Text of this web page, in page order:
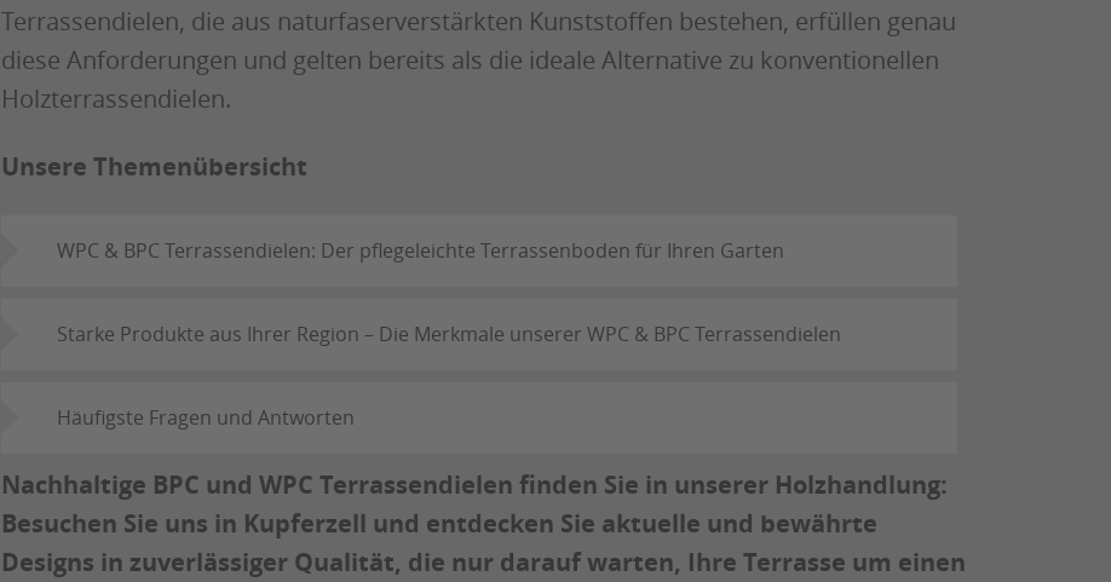
Terrassendielen, die aus naturfaserverstärkten Kunststoffen bestehen, erfüllen genau
diese Anforderungen und gelten bereits als die ideale Alternative zu konventionellen
Holzterrassendielen.
Unsere Themenübersicht
WPC & BPC Terrassendielen: Der pflegeleichte Terrassenboden für Ihren Garten
Starke Produkte aus Ihrer Region – Die Merkmale unserer WPC & BPC Terrassendielen
Häufigste Fragen und Antworten
Nachhaltige BPC und WPC Terrassendielen finden Sie in unserer Holzhandlung:
Besuchen Sie uns in Kupferzell und entdecken Sie aktuelle und bewährte
Designs in zuverlässiger Qualität, die nur darauf warten, Ihre Terrasse um einen